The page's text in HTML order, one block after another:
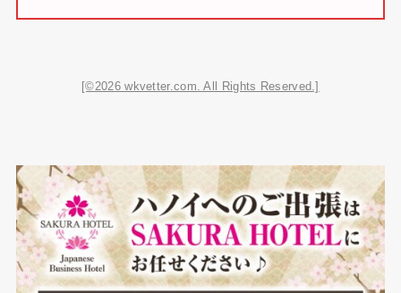
[©2026 wkvetter.com. All Rights Reserved.]